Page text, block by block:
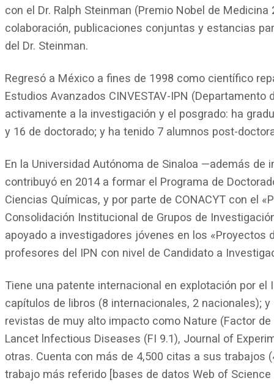
con el Dr. Ralph Steinman (Premio Nobel de
colaboración, publicaciones conjuntas y estancias
del Dr. Steinman.
Regresó a México a fines de 1998 como científico
Estudios Avanzados CINVESTAV-IPN (Departamento
activamente a la investigación y el posgrado: ha
y 16 de doctorado; y ha tenido 7 alumnos post-
En la Universidad Autónoma de Sinaloa —además
contribuyó en 2014 a formar el Programa de
Ciencias Químicas, y por parte de CONACYT con el
Consolidación Institucional de Grupos de
apoyado a investigadores jóvenes en los
profesores del IPN con nivel de Candidato a
Tiene una patente internacional en explotación por el
capítulos de libros (8 internacionales, 2 nacionales);
revistas de muy alto impacto como Nature (Factor de
Lancet lnfectious Diseases (FI 9.1), Journal of
otras. Cuenta con más de 4,500 citas a sus trabajos
trabajo más referido [bases de datos Web of Science